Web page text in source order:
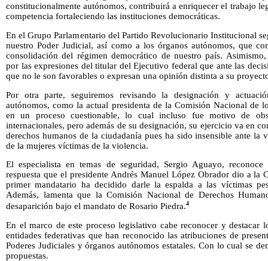
constitucionalmente autónomos, contribuirá a enriquecer el trabajo
competencia fortaleciendo las instituciones democráticas.
En el Grupo Parlamentario del Partido Revolucionario Institucional
nuestro Poder Judicial, así como a los órganos autónomos, que
consolidación del régimen democrático de nuestro país.
por las expresiones del titular del Ejecutivo federal que ante las
que no le son favorables o expresan una opinión distinta a su
Por otra parte, seguiremos revisando la designación y
autónomos, como la actual presidenta de la Comisión Nacional de
en un proceso cuestionable, lo cual incluso fue motivo de
internacionales, pero además de su designación, su ejercicio va en
derechos humanos de la ciudadanía pues ha sido insensible ante la
de la mujeres víctimas de la violencia.
El especialista en temas de seguridad, Sergio Aguayo,
respuesta que el presidente Andrés Manuel López Obrador dio a la
primer mandatario ha decidido darle la espalda a las víctimas
Además, lamenta que la Comisión Nacional de Derechos
desaparición bajo el mandato de Rosario Piedra.4
En el marco de este proceso legislativo cabe reconocer y destacar
entidades federativas que han reconocido las atribuciones de
Poderes Judiciales y órganos autónomos estatales. Con lo cual se
propuestas.